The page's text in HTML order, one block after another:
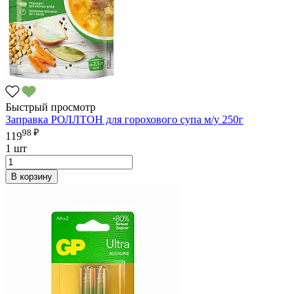
Быстрый просмотр
Заправка РОЛЛТОН для горохового супа м/у 250г
11998 ₽
1 шт
В корзину